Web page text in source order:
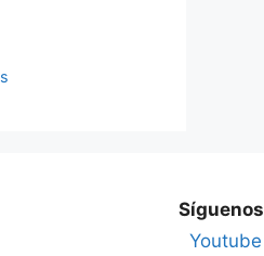
Síguenos
Youtube